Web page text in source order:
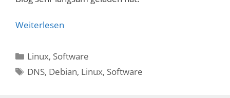
Weiterlesen
Kategorien
Linux, Software
Schlagwörter
DNS, Debian, Linux, Software